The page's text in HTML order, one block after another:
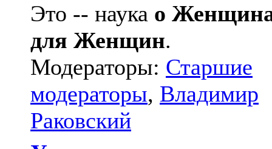
Это -- наука о
для Женщин.
Модераторы: Старшие
модераторы, Владимир
Раковский